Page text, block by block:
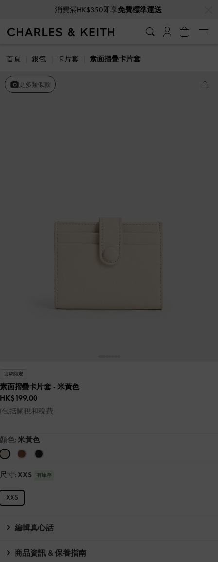
消費滿HK$350即享免費標準運送
首頁 銀包 卡片套 素面摺疊卡片套
更多類似款
官網限定
素面摺疊卡片套 - 米黃色
HK$199.00
(包括關稅和稅費)
顏色: 米黃色
尺寸: XXS 有庫存
XXS
編輯真心話
商品資訊 & 保養指南